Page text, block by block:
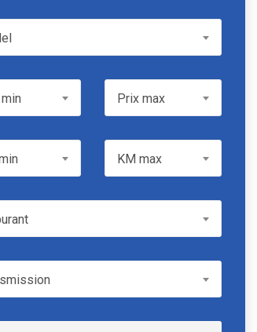
Prix maxPrix max
KM max